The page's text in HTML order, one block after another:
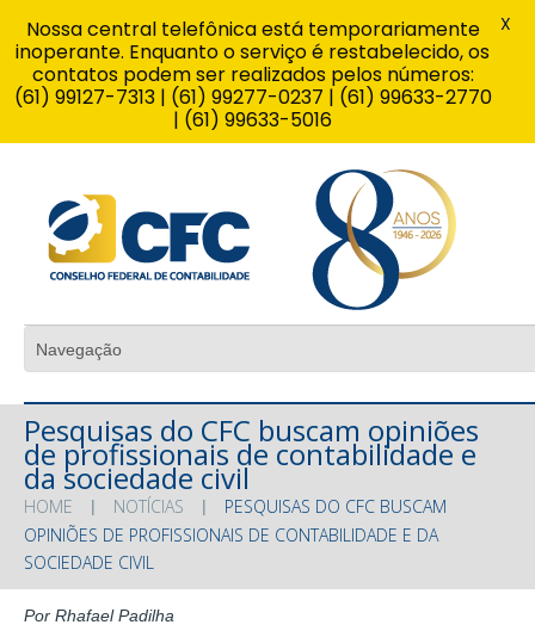
Pesquisas do CFC buscam opiniões
de profissionais de contabilidade e
da sociedade civil
HOME NOTÍCIAS
PESQUISAS DO CFC BUSCAM
OPINIÕES DE PROFISSIONAIS DE CONTABILIDADE E DA
SOCIEDADE CIVIL
Por Rhafael Padilha
Nossa central telefônica está temporariamente
inoperante. Enquanto o serviço é restabelecido, os
contatos podem ser realizados pelos números:
(61) 99127-7313 | (61) 99277-0237 | (61) 99633-2770
| (61) 99633-5016
X